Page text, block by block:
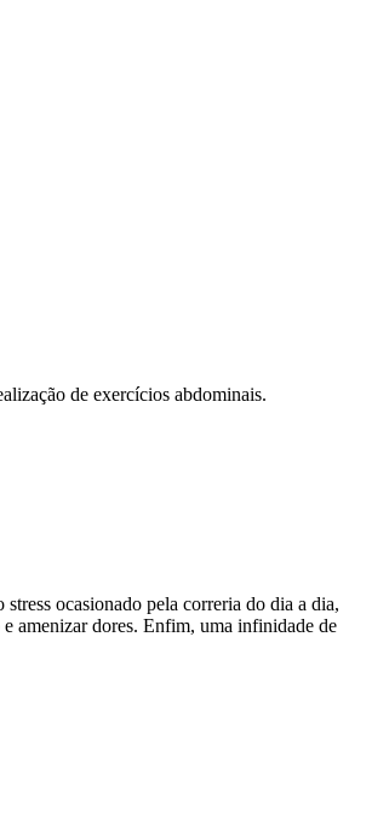
de exercícios abdominais.
ocasionado pela correria do dia a dia,
amenizar dores. Enfim, uma infinidade de